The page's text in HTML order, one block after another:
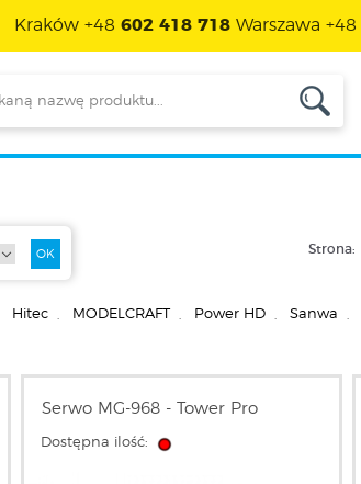
Kraków +48 602 418 718Warszawa +48
Strona:
Hitec MODELCRAFT Power HD Sanwa
Serwo MG-968 - Tower Pro
Dostępna ilość: